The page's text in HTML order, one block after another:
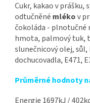
Cukr, kakao v prášku,
odtučněné mlékov
čokoláda - plnotučné
hmota, palmový tuk,
slunečnicový olej, sůl,
dochucovadla, E471,
Průměrné hodnoty
Energie 1697kJ /